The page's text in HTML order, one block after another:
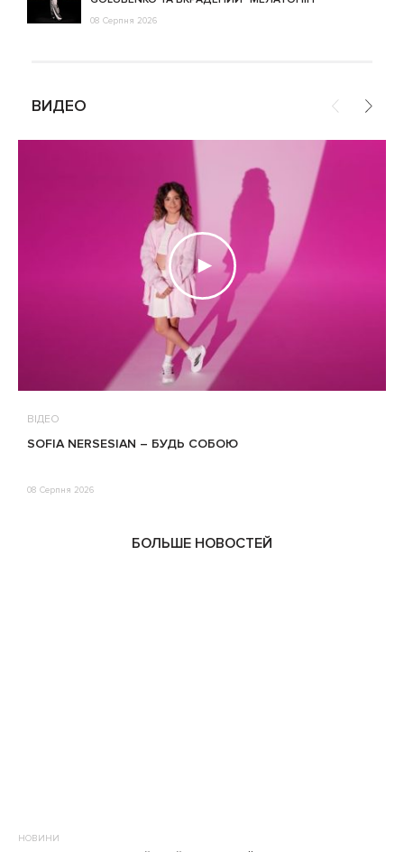
08 Серпня 2026
ВИДЕО
ВІДЕО
SOFIA NERSESIAN – БУДЬ СОБОЮ
08 Серпня 2026
БОЛЬШЕ НОВОСТЕЙ
НОВИНИ